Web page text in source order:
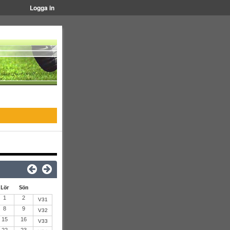
Logga in
Lör Sön
1 2 V31
8 9 V32
15 16 V33